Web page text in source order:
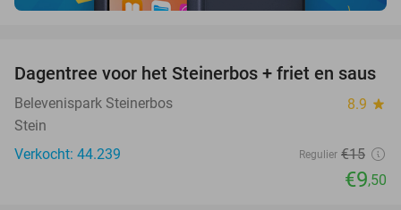
37%
Dagentree voor het Steinerbos + friet en saus
Belevenispark Steinerbos 8.9 star
Stein
Verkocht: 44.239
Regulier €15
€9,50